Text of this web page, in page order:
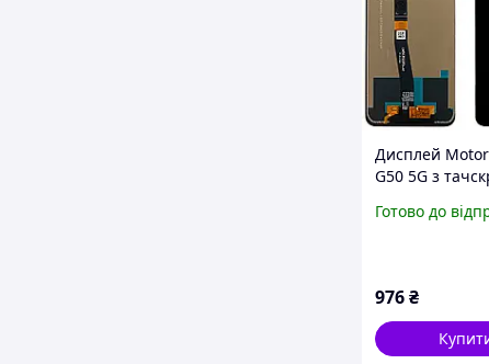
Дисплей
G50 5G з
Готово до
976₴